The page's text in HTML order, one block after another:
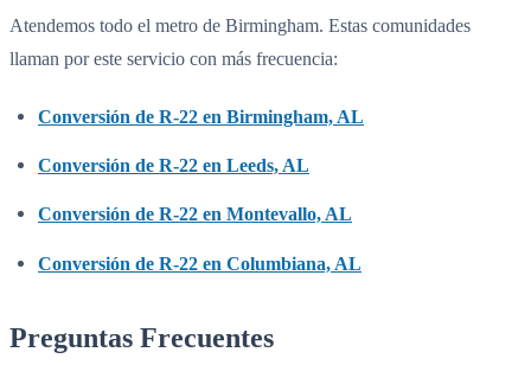
Atendemos todo el metro de Birmingham. Estas comunidades
llaman por este servicio con más frecuencia:
Conversión de R-22 en Birmingham, AL
Conversión de R-22 en Leeds, AL
Conversión de R-22 en Montevallo, AL
Conversión de R-22 en Columbiana, AL
Preguntas Frecuentes